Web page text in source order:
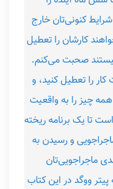
کنونی‌تان خارج
کارشان را تعطیل
صحبت می‌کنم.
را تعطیل کنید، و
چیز را به واقعیت
تا یک برنامه ریخته
و رسیدن به
ماجراجویی‌تان
ووگد در این کتاب